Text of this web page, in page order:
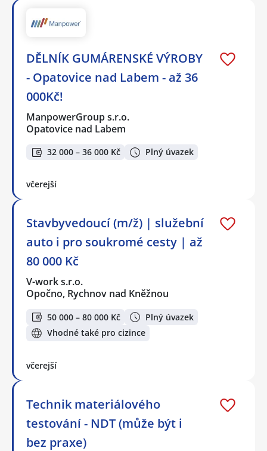
DĚLNÍK GUMÁRENSKÉ VÝROBY
- Opatovice nad Labem - až 36
000Kč!
ManpowerGroup s.r.o.
Opatovice nad Labem
32 000 – 36 000 Kč Plný úvazek
včerejší
Stavbyvedoucí (m/ž) | služební
auto i pro soukromé cesty | až
80 000 Kč
V-work s.r.o.
Opočno, Rychnov nad Kněžnou
50 000 – 80 000 Kč
Plný úvazek
Vhodné také pro cizince
včerejší
Technik materiálového
testování - NDT (může být i
bez praxe)